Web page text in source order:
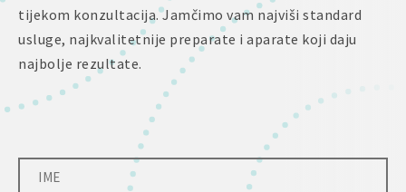
tijekom konzultacija. Jamčimo vam najviši standard
usluge, najkvalitetnije preparate i aparate koji daju
najbolje rezultate.